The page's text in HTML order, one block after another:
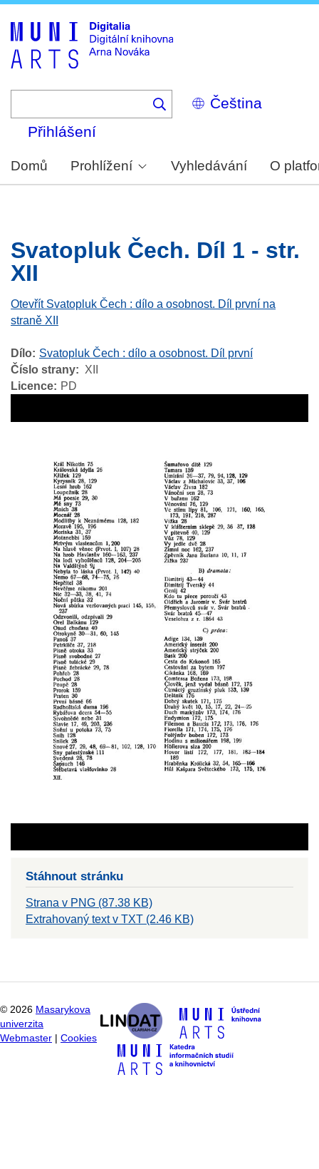
Select
your
Přihlášení
Domů Prohlížení Vyhledávání O
Svatopluk Čech. Díl 1 - str.
XII
Otevřít Svatopluk Čech : dílo a osobnost. Díl první na
straně XII
Dílo
Svatopluk Čech : dílo a osobnost. Díl první
Číslo strany
XII
Licence
PD
Stáhnout stránku
Strana v PNG (87.38 KB)
Extrahovaný text v TXT (2.46 KB)
© 2026 Masarykova
univerzita
Webmaster
Cookies